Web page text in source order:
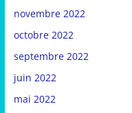
novembre 2022
octobre 2022
septembre 2022
juin 2022
mai 2022